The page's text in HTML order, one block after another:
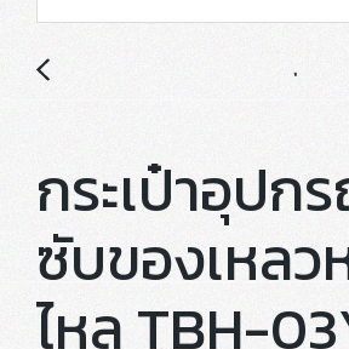
กระเป๋าอุป
ซับของเหลว
ไหล TBH-